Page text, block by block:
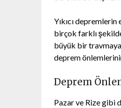
Yıkıcı
birçok farklı
büyük bir travmaya
deprem
Deprem
Pazar ve Rize gibi